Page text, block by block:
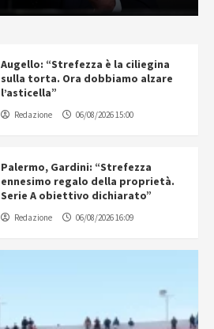
Augello: “Strefezza è la ciliegina
sulla torta. Ora dobbiamo alzare
l’asticella”
Redazione 06/08/2026 15:00
Palermo, Gardini: “Strefezza
ennesimo regalo della proprietà.
Serie A obiettivo dichiarato”
Redazione 06/08/2026 16:09